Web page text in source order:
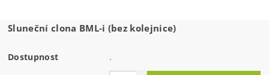
Sluneční clona BML-i (bez kolejnice)
Dostupnost .